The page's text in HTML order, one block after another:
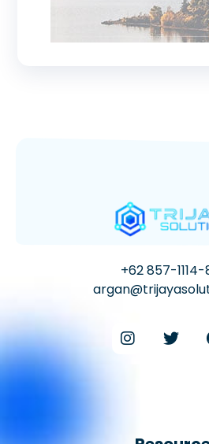
+62 857-1114-